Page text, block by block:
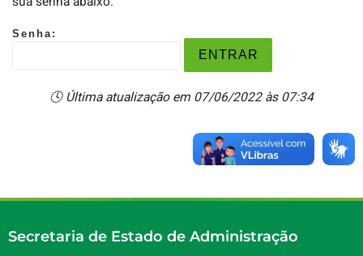
Senha:
🕓 Última atualização em 07/06/2022 às 07:34
Secretaria de Estado de Administração